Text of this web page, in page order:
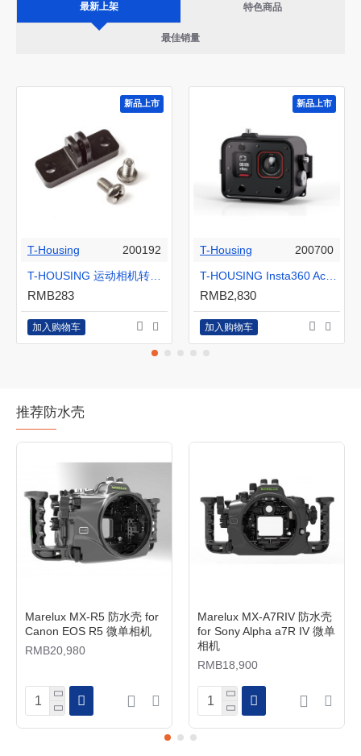
最新上架 特色商品
最佳销量
新品上市
T-Housing
200192
RMB283
加入购物车
新品上市
T-Housing
200700
RMB2,830
加入购物车
推荐防水壳
Marelux MX-R5 防水壳 for
Canon EOS R5 微单相机
RMB20,980
Marelux MX-A7RIV 防水壳
for Sony Alpha a7R IV 微单
相机
RMB18,900